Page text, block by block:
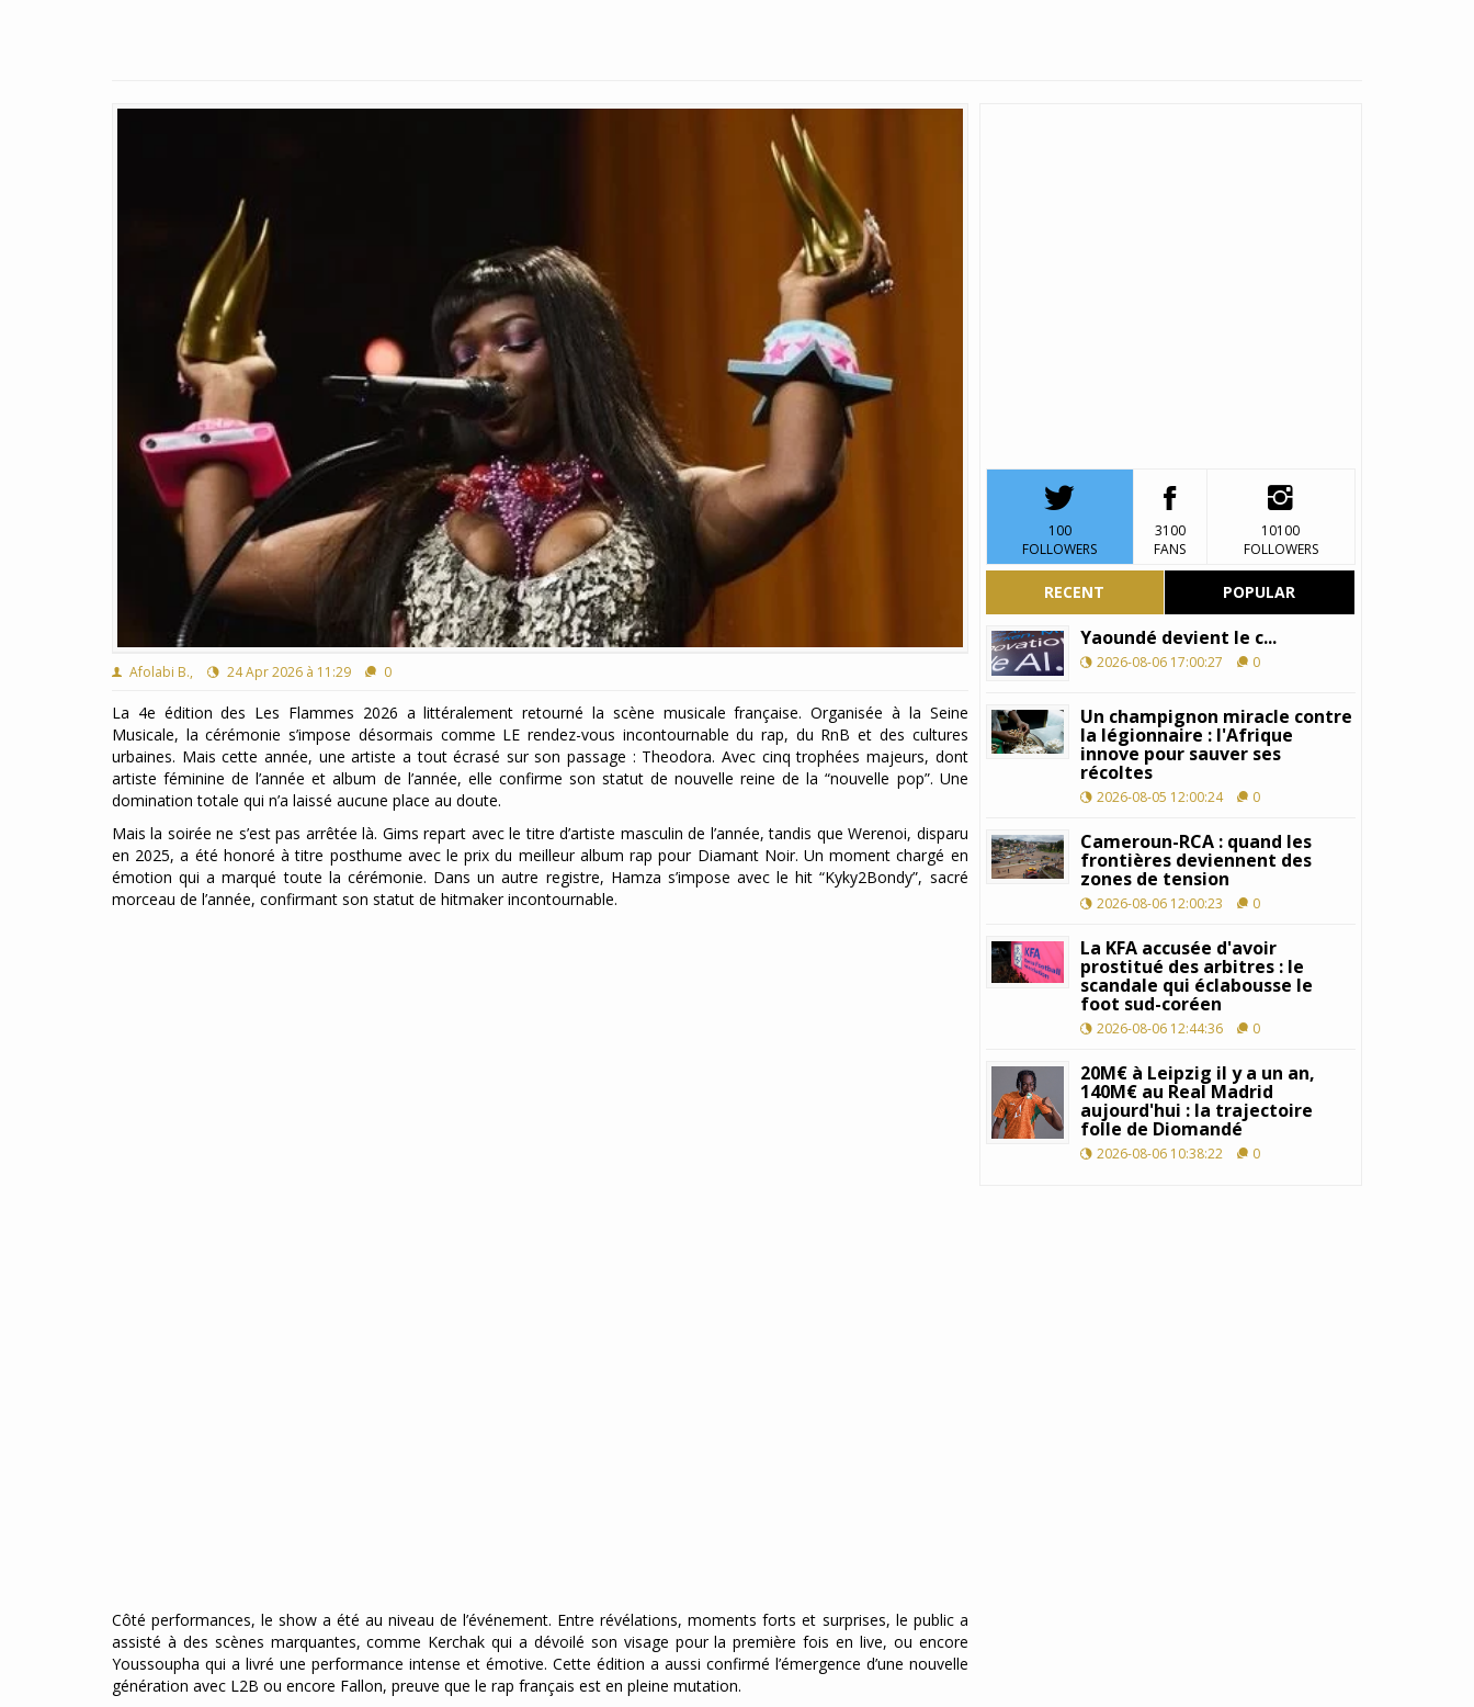
Afolabi B., 24 Apr 2026 à 11:29 0
La 4e édition des Les Flammes 2026 a littéralement retourné la scène musicale française. Organisée à la Seine
Musicale, la cérémonie s’impose désormais comme LE rendez-vous incontournable du rap, du RnB et des cultures
urbaines. Mais cette année, une artiste a tout écrasé sur son passage : Theodora. Avec cinq trophées majeurs, dont
artiste féminine de l’année et album de l’année, elle confirme son statut de nouvelle reine de la “nouvelle pop”. Une
domination totale qui n’a laissé aucune place au doute.
Mais la soirée ne s’est pas arrêtée là. Gims repart avec le titre d’artiste masculin de l’année, tandis que Werenoi, disparu
en 2025, a été honoré à titre posthume avec le prix du meilleur album rap pour Diamant Noir. Un moment chargé en
émotion qui a marqué toute la cérémonie. Dans un autre registre, Hamza s’impose avec le hit “Kyky2Bondy”, sacré
morceau de l’année, confirmant son statut de hitmaker incontournable.
Côté performances, le show a été au niveau de l’événement. Entre révélations, moments forts et surprises, le public a
assisté à des scènes marquantes, comme Kerchak qui a dévoilé son visage pour la première fois en live, ou encore
Youssoupha qui a livré une performance intense et émotive. Cette édition a aussi confirmé l’émergence d’une nouvelle
génération avec L2B ou encore Fallon, preuve que le rap français est en pleine mutation.
100
FOLLOWERS
3100
FANS
10100
FOLLOWERS
RECENT POPULAR
Yaoundé devient le c...
2026-08-06 17:00:27 0
Un champignon miracle contre
la légionnaire : l'Afrique
innove pour sauver ses
récoltes
2026-08-05 12:00:24 0
Cameroun-RCA : quand les
frontières deviennent des
zones de tension
2026-08-06 12:00:23 0
La KFA accusée d'avoir
prostitué des arbitres : le
scandale qui éclabousse le
foot sud-coréen
2026-08-06 12:44:36 0
20M€ à Leipzig il y a un an,
140M€ au Real Madrid
aujourd'hui : la trajectoire
folle de Diomandé
2026-08-06 10:38:22 0